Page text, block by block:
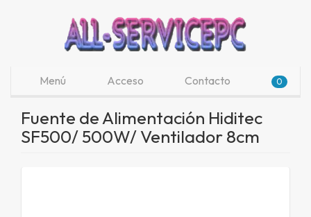
Menú Acceso Contacto 0
Fuente de Alimentación Hiditec
SF500/ 500W/ Ventilador 8cm